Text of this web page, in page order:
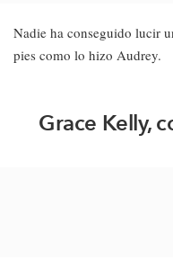
Nadie ha conseguido lucir
pies como lo hizo Audrey.
Grace Kelly,